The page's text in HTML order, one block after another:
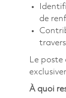
de
Le poste
À quoi